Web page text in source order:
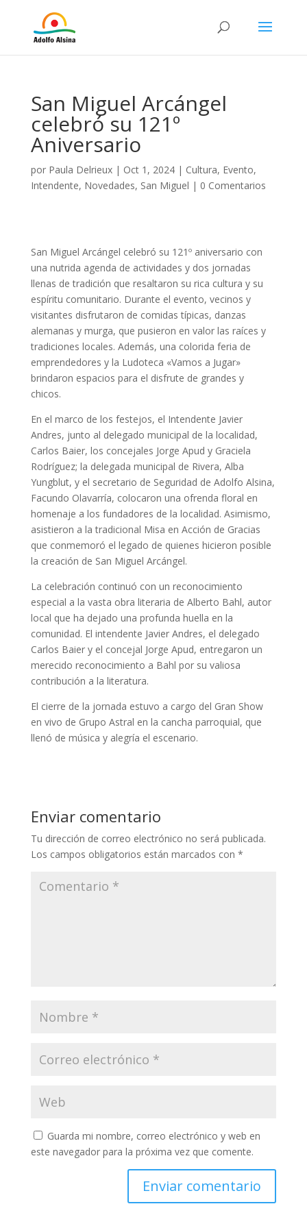
San Miguel Arcángel
celebró su 121º
Aniversario
por Paula Delrieux| Oct 1, 2024| Cultura, Evento,
Intendente, Novedades, San Miguel | 0 Comentarios
San Miguel Arcángel celebró su 121º aniversario con
una nutrida agenda de actividades y dos jornadas
llenas de tradición que resaltaron su rica cultura y su
espíritu comunitario. Durante el evento, vecinos y
visitantes disfrutaron de comidas típicas, danzas
alemanas y murga, que pusieron en valor las raíces y
tradiciones locales. Además, una colorida feria de
emprendedores y la Ludoteca «Vamos a Jugar»
brindaron espacios para el disfrute de grandes y
chicos.
En el marco de los festejos, el Intendente Javier
Andres, junto al delegado municipal de la localidad,
Carlos Baier, los concejales Jorge Apud y Graciela
Rodríguez; la delegada municipal de Rivera, Alba
Yungblut, y el secretario de Seguridad de Adolfo Alsina,
Facundo Olavarría, colocaron una ofrenda floral en
homenaje a los fundadores de la localidad. Asimismo,
asistieron a la tradicional Misa en Acción de Gracias
que conmemoró el legado de quienes hicieron posible
la creación de San Miguel Arcángel.
La celebración continuó con un reconocimiento
especial a la vasta obra literaria de Alberto Bahl, autor
local que ha dejado una profunda huella en la
comunidad. El intendente Javier Andres, el delegado
Carlos Baier y el concejal Jorge Apud, entregaron un
merecido reconocimiento a Bahl por su valiosa
contribución a la literatura.
El cierre de la jornada estuvo a cargo del Gran Show
en vivo de Grupo Astral en la cancha parroquial, que
llenó de música y alegría el escenario.
Enviar comentario
Tu dirección de correo electrónico no será publicada.
Los campos obligatorios están marcados con *
Guarda mi nombre, correo electrónico y web en
este navegador para la próxima vez que comente.